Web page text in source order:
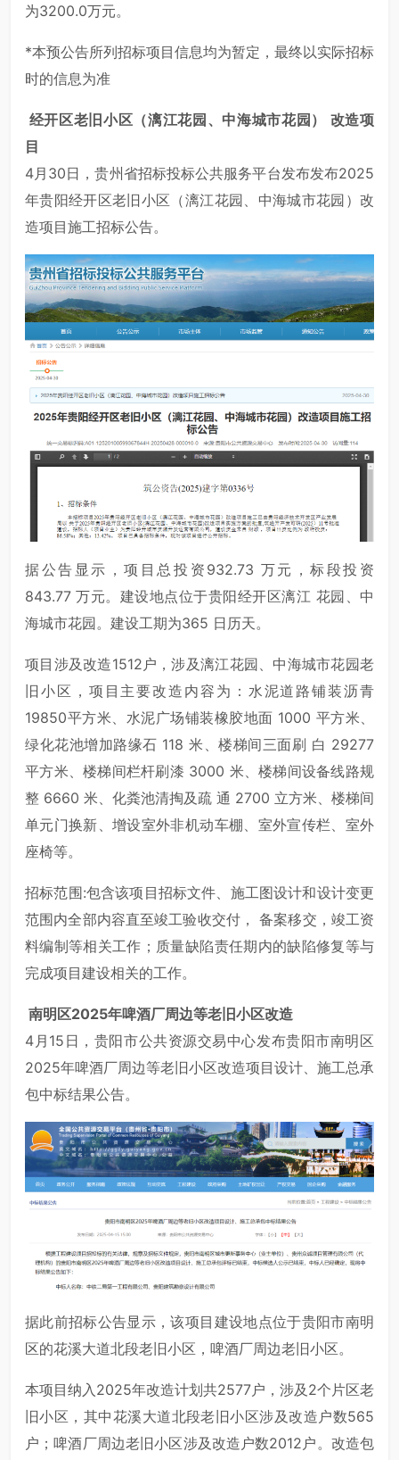
为3200.0万元。
*本预公告所列招标项目信息均为暂定，最终以实际招标
时的信息为准
经开区老旧小区（漓江花园、中海城市花园）
改造项
目
4月30日，贵州省招标投标公共服务平台发布发布2025
年贵阳经开区老旧小区（漓江花园、中海城市花园）改
造项目施工招标公告。
据公告显示，项目总投资932.73 万元，标段投资
843.77 万元。建设地点位于贵阳经开区漓江 花园、中
海城市花园。建设工期为365 日历天。
项目涉及改造1512户，涉及漓江花园、中海城市花园老
旧小区，项目主要改造内容为：水泥道路铺装沥青
19850平方米、水泥广场铺装橡胶地面 1000 平方米、
绿化花池增加路缘石 118 米、楼梯间三面刷 白 29277
平方米、楼梯间栏杆刷漆 3000 米、楼梯间设备线路规
整 6660 米、化粪池清掏及疏 通 2700 立方米、楼梯间
单元门换新、增设室外非机动车棚、室外宣传栏、室外
座椅等。
招标范围:包含该项目招标文件、施工图设计和设计变更
范围内全部内容直至竣工验收交付， 备案移交，竣工资
料编制等相关工作；质量缺陷责任期内的缺陷修复等与
完成项目建设相关的工作。
南明区2025年啤酒厂周边等老旧小区改造
4月15日，贵阳市公共资源交易中心发布贵阳市南明区
2025年啤酒厂周边等老旧小区改造项目设计、施工总承
包中标结果公告。
据此前招标公告显示，该项目建设地点位于贵阳市南明
区的花溪大道北段老旧小区，啤酒厂周边老旧小区。
本项目纳入2025年改造计划共2577户，涉及2个片区老
旧小区，其中花溪大道北段老旧小区涉及改造户数565
户；啤酒厂周边老旧小区涉及改造户数2012户。改造包